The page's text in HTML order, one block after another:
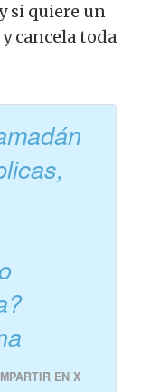
si quiere un
cancela toda
EN X